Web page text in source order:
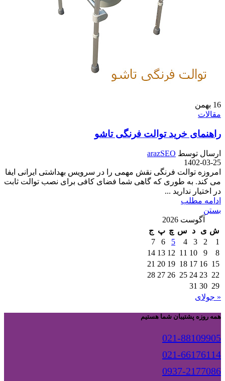
16 بهمن
مقالات
راهنمای خرید توالت فرنگی تاشو
ارسال توسط arazSEO
1402-03-25
امروزه توالت فرنگی نقش مهمی را در سرویس بهداشتی ایرانی ایفا
می کند. به طوری که گاهی شما فضای کافی برای نصب توالت ثابت
در اختیار ندارید ...
ادامه مطلب
بستن
آگوست 2026
ش ی د س چ پ ج
1
2
3
4
5
6
7
8
9
10
11
12
13
14
15
16
17
18
19
20
21
22
23
24
25
26
27
28
29
30
31
« جولای
همه روزه پشتیبان شما هستیم
021-88109905
021-66176114
0937-2177086